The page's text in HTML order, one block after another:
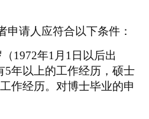
申请人应符合以下条件：
1972年1月1日以后出
5年以上的工作经历，硕士
作经历。对博士毕业的申